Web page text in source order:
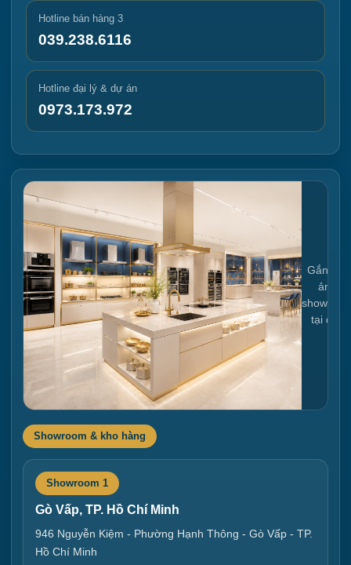
Hotline bán hàng 3
039.238.6116
Hotline đại lý & dự án
0973.173.972
Gắn link
ảnh
tại đây
Showroom & kho hàng
Showroom 1
Gò Vấp, TP. Hồ Chí Minh
946 Nguyễn Kiệm - Phường Hạnh Thông - Gò Vấp - TP.
Hồ Chí Minh